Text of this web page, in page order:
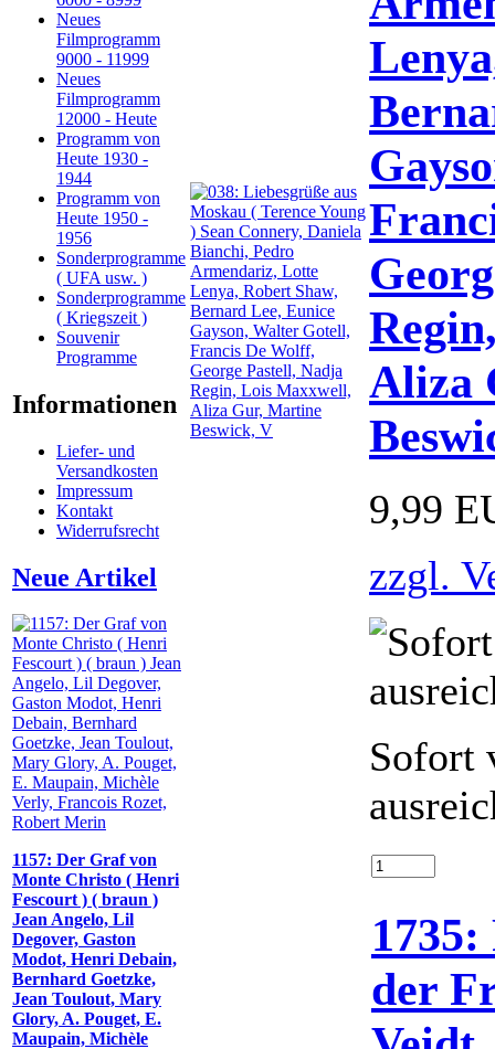
Neues
Filmprogramm
9000 - 11999
Neues
Filmprogramm
12000 - Heute
Programm von
Heute 1930 -
1944
Programm von
Heute 1950 -
1956
Sonderprogramme
( UFA usw. )
Sonderprogramme
( Kriegszeit )
Souvenir
Programme
Informationen
Liefer- und
Versandkosten
Impressum
Kontakt
Widerrufsrecht
Neue Artikel
1157: Der Graf von
Monte Christo ( Henri
Fescourt ) ( braun )
Jean Angelo, Lil
Degover, Gaston
Modot, Henri Debain,
Bernhard Goetzke,
Jean Toulout, Mary
Glory, A. Pouget, E.
Maupain, Michèle
Aliza
9,99
zzgl.
Sofort
der